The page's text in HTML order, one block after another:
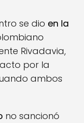
se dio en la
Rivadavia,
por la
ambos
no sancionó